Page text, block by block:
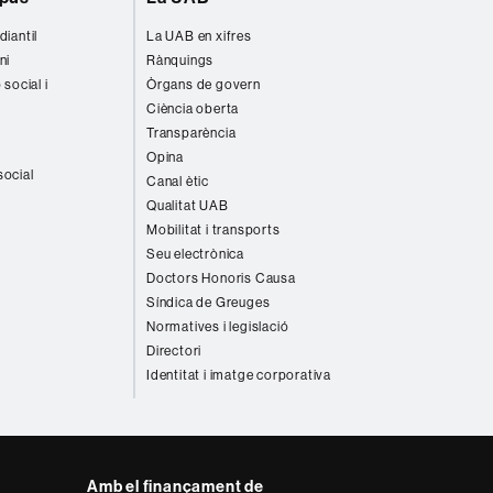
social i
La UAB en xifres
Rànquings
Òrgans de govern
Ciència oberta
Transparència
Opina
Canal ètic
Qualitat UAB
Mobilitat i transports
Seu electrònica
Doctors Honoris Causa
Síndica de Greuges
Normatives i legislació
Directori
Identitat i imatge corporativa
Amb el finançament de